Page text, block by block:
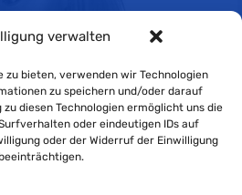
verwalten
zu bieten, verwenden wir Technologien
zu speichern und/oder darauf
diesen Technologien ermöglicht uns die
oder eindeutigen IDs auf
oder der Widerruf der Einwilligung
13:30 bis 16:30 Uhr
bis 16:00 Uhr